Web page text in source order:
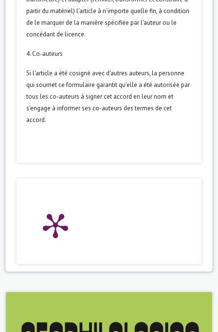
partir du matériel) l'article à n'importe quelle fin, à condition
de le marquer de la manière spécifiée par l'auteur ou le
concédant de licence.
4. Co-auteurs
Si l'article a été cosigné avec d'autres auteurs, la personne
qui soumet ce formulaire garantit qu'elle a été autorisée par
tous les co-auteurs à signer cet accord en leur nom et
s'engage à informer ses co-auteurs des termes de cet
accord.